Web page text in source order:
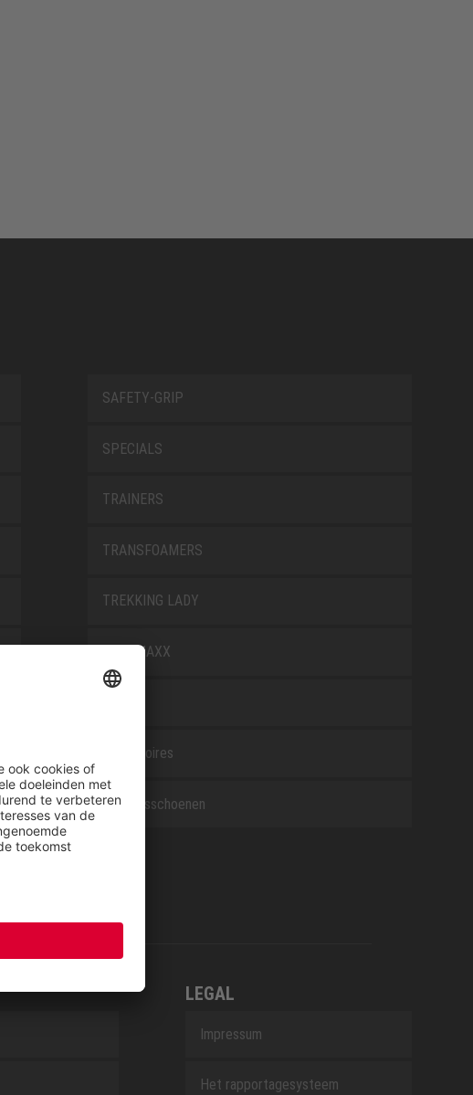
SAFETY-GRIP
SPECIALS
TRAINERS
TRANSFOAMERS
TREKKING LADY
WELLMAXX
Accessoires
Beroepsschoenen
LEGAL
Impressum
Het rapportagesysteem